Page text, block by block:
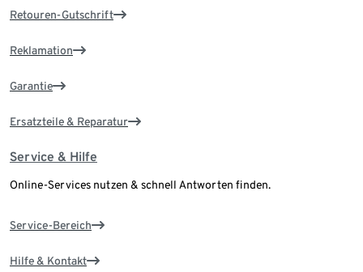
Retouren-Gutschrift
Reklamation
Garantie
Ersatzteile & Reparatur
Service & Hilfe
Online-Services nutzen & schnell Antworten finden.
Service-Bereich
Hilfe & Kontakt